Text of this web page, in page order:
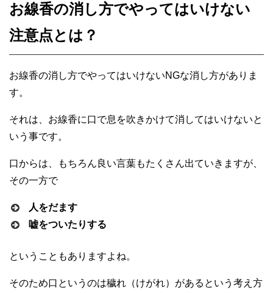
お線香の消し方でやってはいけない
注意点とは？
お線香の消し方でやってはいけないNGな消し方がありま
す。
それは、お線香に口で息を吹きかけて消してはいけないと
いう事です。
口からは、もちろん良い言葉もたくさん出ていきますが、
その一方で
人をだます
嘘をついたりする
ということもありますよね。
そのため口というのは穢れ（けがれ）があるという考え方